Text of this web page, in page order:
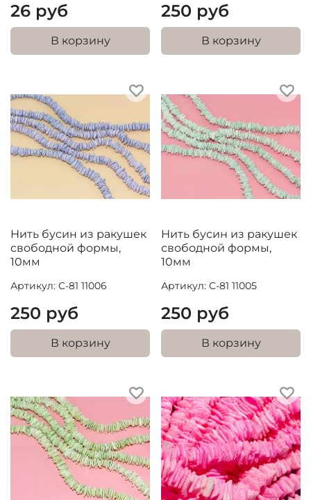
26 руб
В корзину
250 руб
В корзину
Нить бусин из ракушек
свободной формы,
10мм
Артикул: C-81 11006
250 руб
В корзину
Нить бусин из ракушек
свободной формы,
10мм
Артикул: C-81 11005
250 руб
В корзину